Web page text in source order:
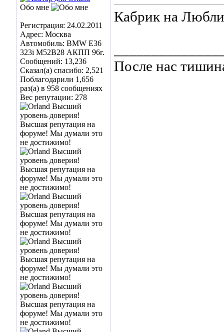
Обо мне
Регистрация: 24.02.2011
Адрес: Москва
Автомобиль: BMW E36
323i M52B28 АКПП 96г.
Сообщений: 13,236
Сказал(а) спасибо: 2,521
Поблагодарили 1,656
раз(а) в 958 сообщениях
Вес репутации: 278
Кабрик на
После нас